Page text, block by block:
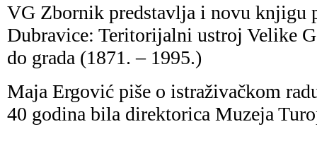
VG Zbornik predstavlja i novu knjigu
Dubravice: Teritorijalni ustroj Velike
do grada (1871. – 1995.)
Maja Ergović piše o istraživačkom
40 godina bila direktorica Muzeja